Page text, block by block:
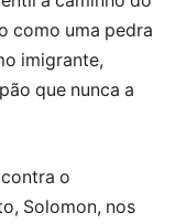
como uma pedra
imigrante,
que nunca a
o
Solomon, nos